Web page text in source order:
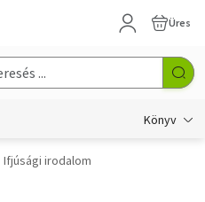
Üres
Könyv
Ifjúsági irodalom